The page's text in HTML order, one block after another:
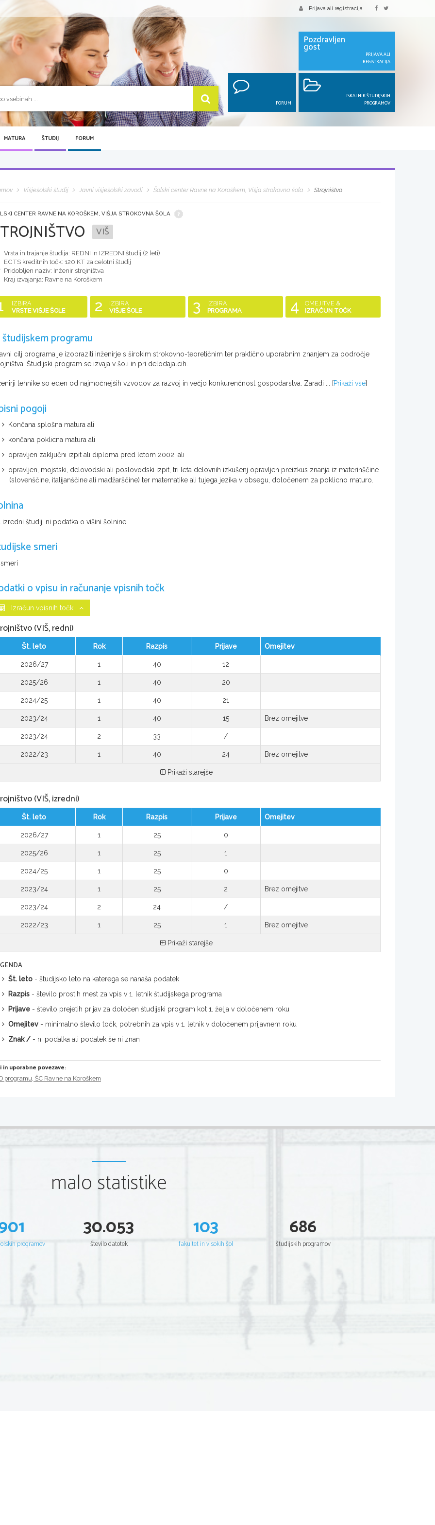
Prijava ali registracija
Pozdravljen
gost
PRIJAVA ALI
REGISTRACIJA
FORUM
ISKALNIK ŠTUDIJSKIH
PROGRAMOV
MATURA ŠTUDIJ FORUM
Višješolski študij Javni višješolski zavodi Šolski center Ravne na Koroškem, Višja strokovna šola Strojništvo
CENTER RAVNE NA KOROŠKEM, VIŠJA STROKOVNA ŠOLA
VIŠ
Vrsta in trajanje študija: REDNI in IZREDNI študij (2 leti)
ECTS kreditnih točk: 120 KT za celotni študij
Pridobljen naziv: Inženir strojništva
Kraj izvajanja: Ravne na Koroškem
IZBIRA
VRSTE VIŠJE ŠOLE
2
IZBIRA
VIŠJE ŠOLE
3
IZBIRA
PROGRAMA
4
OMEJITVE &
IZRAČUN TOČK
programu
cilj programa je izobraziti inženirje s širokim strokovno-teoretičnim ter praktično uporabnim znanjem za področje
Študijski program se izvaja v šoli in pri delodajalcih.
tehnike so eden od najmočnejših vzvodov za razvoj in večjo konkurenčnost gospodarstva. Zaradi ... [Prikaži vse]
pogoji
Končana splošna matura ali
končana poklicna matura ali
opravljen zaključni izpit ali diploma pred letom 2002, ali
opravljen, mojstski, delovodski ali poslovodski izpit, tri leta delovnih izkušenj opravljen preizkus znanja iz materinščine
(slovenščine, italijanščine ali madžarščine) ter matematike ali tujega jezika v obsegu, določenem za poklicno maturo.
izredni študij, ni podatka o višini šolnine
smeri
o vpisu in računanje vpisnih točk
Izračun vpisnih točk
(VIŠ, redni)
Št. leto Rok Razpis Prijave Omejitev
2026/27 1 40 12
2025/26 1 40 20
2024/25 1 40 21
2023/24 1 40 15 Brez omejitve
2023/24 2 33 /
2022/23 1 40 24 Brez omejitve
Prikaži starejše
(VIŠ, izredni)
Št. leto Rok Razpis Prijave Omejitev
2026/27 1 25 0
2025/26 1 25 1
2024/25 1 25 0
2023/24 1 25 2 Brez omejitve
2023/24 2 24 /
2022/23 1 25 1 Brez omejitve
Prikaži starejše
Št. leto - študijsko leto na katerega se nanaša podatek
Razpis - število prostih mest za vpis v 1. letnik študijskega programa
Prijave - število prejetih prijav za določen študijski program kot 1. želja v določenem roku
Omejitev - minimalno število točk, potrebnih za vpis v 1. letnik v določenem prijavnem roku
Znak / - ni podatka ali podatek še ni znan
in uporabne povezave:
programu, ŠC Ravne na Koroškem
malo statistike
programov
30.053
število datotek
103
fakultet in visokih šol
686
študijskih programov